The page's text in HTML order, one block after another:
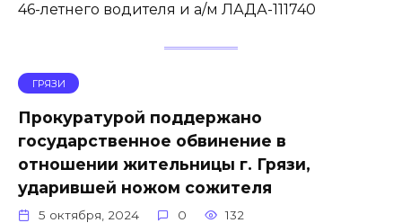
46-летнего водителя и а/м ЛАДА-111740
ГРЯЗИ
Прокуратурой поддержано
государственное обвинение в
отношении жительницы г. Грязи,
ударившей ножом сожителя
5 октября, 2024 0 132